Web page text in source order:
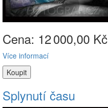
Cena: 12000,00 Kč
Více informací
Splynutí času